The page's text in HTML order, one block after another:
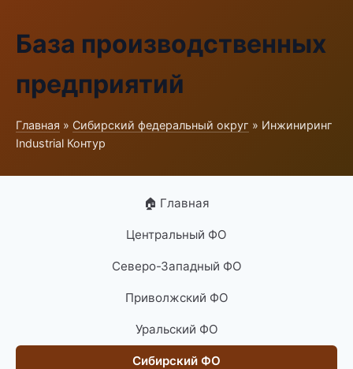
База производственных
предприятий
Главная » Сибирский федеральный округ » Инжиниринг
Industrial Контур
🏠 Главная
Центральный ФО
Северо-Западный ФО
Приволжский ФО
Уральский ФО
Сибирский ФО